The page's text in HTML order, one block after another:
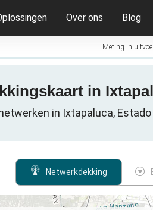
Over ons Blog
Meting in
in
in Ixtapaluca,
Netwerkdekking